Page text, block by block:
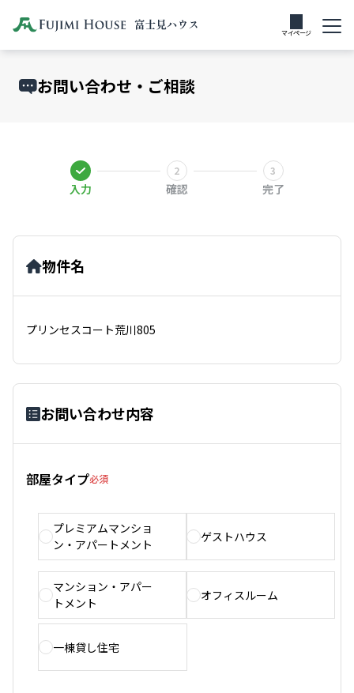
マイページ
お問い合わせ・ご相談
入力 確認 完了
物件名
プリンセスコート荒川805
お問い合わせ内容
部屋タイプ必須
プレミアムマンショ
ン・アパートメント
ゲストハウス
マンション・アパー
トメント
オフィスルーム
一棟貸し住宅